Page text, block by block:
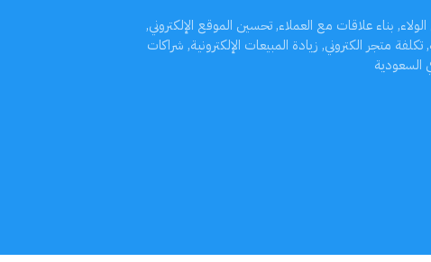
, بناء علاقات مع العملاء, تحسين الموقع الإلكتروني,
,تكلفة متجر الكتروني, زيادة المبيعات الإلكترونية, شراكات
السعودية